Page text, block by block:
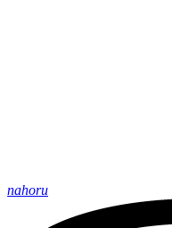
nahoru